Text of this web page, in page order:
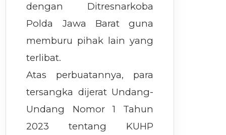
dengan Ditresnarkoba
Polda Jawa Barat guna
memburu pihak lain yang
terlibat.
Atas perbuatannya, para
tersangka dijerat Undang-
Undang Nomor 1 Tahun
2023 tentang KUHP